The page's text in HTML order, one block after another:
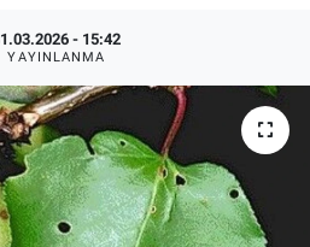
- 15:42
YAYINLANMA